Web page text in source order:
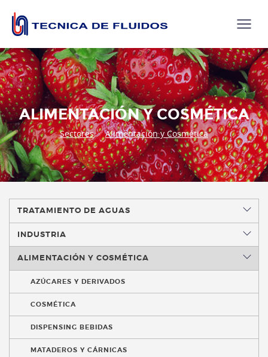
ALIMENTACIÓN Y COSMÉTICA
Sectores Alimentación y Cosmética
TRATAMIENTO DE AGUAS
INDUSTRIA
ALIMENTACIÓN Y COSMÉTICA
AZÚCARES Y DERIVADOS
COSMÉTICA
DISPENSING BEBIDAS
MATADEROS Y CÁRNICAS